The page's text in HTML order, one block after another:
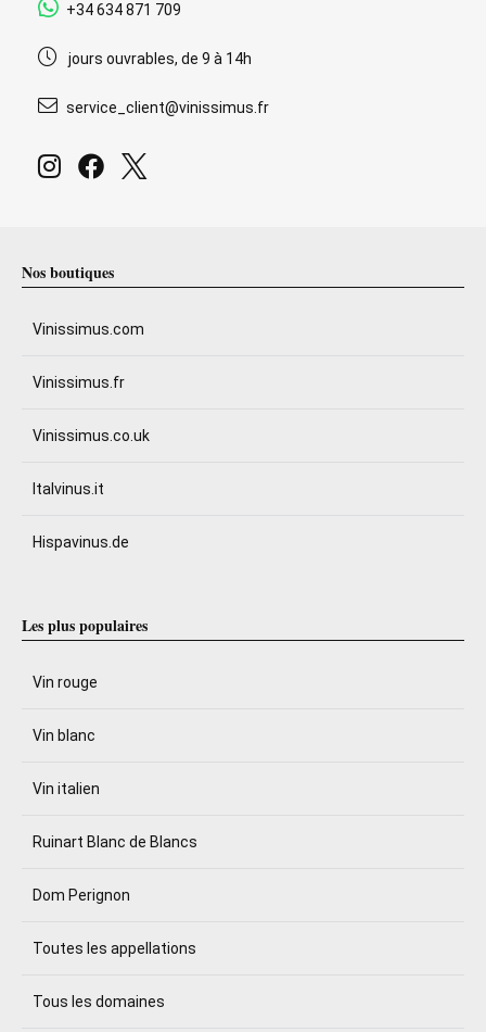
+34 634 871 709
jours ouvrables, de 9 à 14h
service_client@vinissimus.fr
Nos boutiques
Vinissimus.com
Vinissimus.fr
Vinissimus.co.uk
Italvinus.it
Hispavinus.de
Les plus populaires
Vin rouge
Vin blanc
Vin italien
Ruinart Blanc de Blancs
Dom Perignon
Toutes les appellations
Tous les domaines